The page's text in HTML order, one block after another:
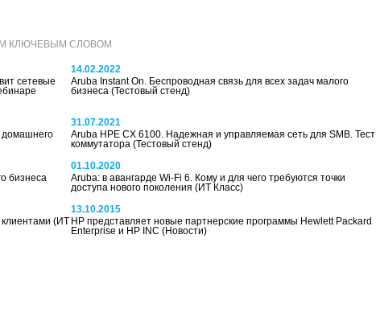
КЛЮЧЕВЫМ СЛОВОМ
сетевые
14.02.2022
Aruba Instant On. Беспроводная связь для всех задач малого
бизнеса (Тестовый стенд)
домашнего
31.07.2021
Aruba HPE CX 6100. Надежная и управляемая сеть для SMB. Тест
коммутатора (Тестовый стенд)
бизнеса
01.10.2020
Aruba: в авангарде Wi-Fi 6. Кому и для чего требуются точки
доступа нового поколения (ИТ Класс)
(ИТ
13.10.2015
HP представляет новые партнерские программы Hewlett Packard
Enterprise и HP INC (Новости)